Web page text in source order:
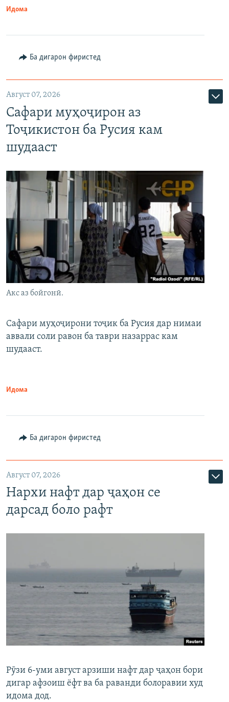
Идома
Ба дигарон фиристед
Август 07, 2026
Сафари муҳоҷирон аз
Тоҷикистон ба Русия кам
шудааст
Акс аз бойгонӣ.
Сафари муҳоҷирони тоҷик ба Русия дар нимаи
аввали соли равон ба таври назаррас кам
шудааст.
Идома
Ба дигарон фиристед
Август 07, 2026
Нархи нафт дар ҷаҳон се
дарсад боло рафт
Рӯзи 6-уми август арзиши нафт дар ҷаҳон бори
дигар афзоиш ёфт ва ба раванди болоравии худ
идома дод.